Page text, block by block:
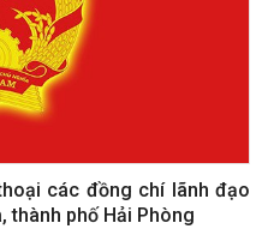
các đồng chí lãnh đạo
thành phố Hải Phòng